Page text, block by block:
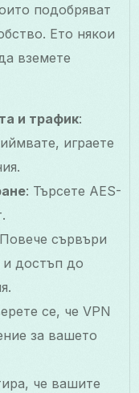
подобряват
Ето някои
вземете
и трафик:
играете
: Търсете AES-
сървъри
и достъп до
се, че VPN
за вашето
че вашите